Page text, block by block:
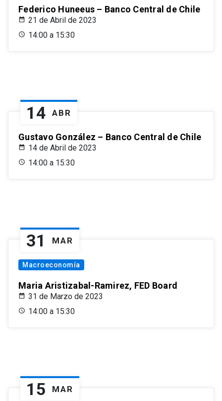
Federico Huneeus – Banco Central de Chile
21 de Abril de 2023
14:00 a 15:30
14 ABR
Gustavo González – Banco Central de Chile
14 de Abril de 2023
14:00 a 15:30
31 MAR
Macroeconomía
Maria Aristizabal-Ramirez, FED Board
31 de Marzo de 2023
14:00 a 15:30
15 MAR